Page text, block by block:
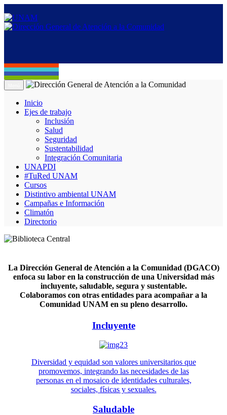
Inicio
Ejes de trabajo
Inclusión
Salud
Seguridad
Sustentabilidad
Integración Comunitaria
UNAPDI
#TuRed UNAM
Cursos
Distintivo ambiental UNAM
Campañas e Información
Climatón
Directorio
La Dirección General de Atención a la Comunidad (DGACO)
enfoca su labor en la construcción de una Universidad más
incluyente, saludable, segura y sustentable.
Colaboramos con otras entidades para acompañar a la
Comunidad UNAM en su pleno desarrollo.
Incluyente
Diversidad y equidad son valores universitarios que
promovemos, integrando las necesidades de las
personas en el mosaico de identidades culturales,
sociales, físicas y sexuales.
Saludable